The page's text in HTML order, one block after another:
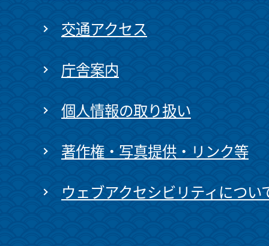
交通アクセス
庁舎案内
個人情報の取り扱い
著作権・写真提供・リンク等
ウェブアクセシビリティについ